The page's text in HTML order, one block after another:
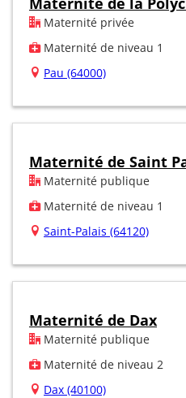
Maternité privée
Maternité de niveau 1
Pau (64000)
Maternité de Saint
Maternité publique
Maternité de niveau 1
Saint-Palais (64120)
Maternité de Dax
Maternité publique
Maternité de niveau 2
Dax (40100)